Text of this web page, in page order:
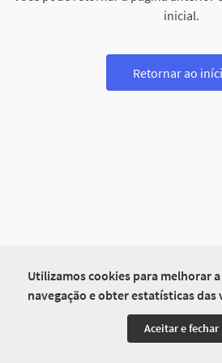
Utilizamos cookies para melhorar
navegação e obter estatísticas das
Aceitar e fechar
inicial.
Retornar ao